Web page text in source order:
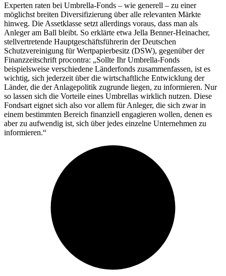
Experten raten bei Umbrella-Fonds – wie generell – zu einer
möglichst breiten Diversifizierung über alle relevanten Märkte
hinweg. Die Assetklasse setzt allerdings voraus, dass man als
Anleger am Ball bleibt. So erklärte etwa Jella Benner-Heinacher,
stellvertretende Hauptgeschäftsführerin der Deutschen
Schutzvereinigung für Wertpapierbesitz (DSW), gegenüber der
Finanzzeitschrift procontra: „Sollte Ihr Umbrella-Fonds
beispielsweise verschiedene Länderfonds zusammenfassen, ist es
wichtig, sich jederzeit über die wirtschaftliche Entwicklung der
Länder, die der Anlagepolitik zugrunde liegen, zu informieren. Nur
so lassen sich die Vorteile eines Umbrellas wirklich nutzen. Diese
Fondsart eignet sich also vor allem für Anleger, die sich zwar in
einem bestimmten Bereich finanziell engagieren wollen, denen es
aber zu aufwendig ist, sich über jedes einzelne Unternehmen zu
informieren.“